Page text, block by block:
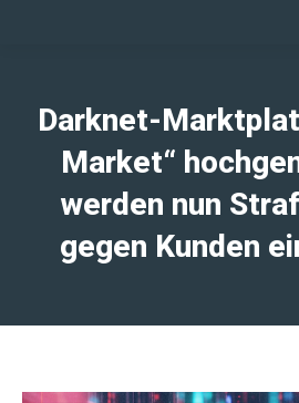
Darknet-
Market“
werden nun
gegen Kunden